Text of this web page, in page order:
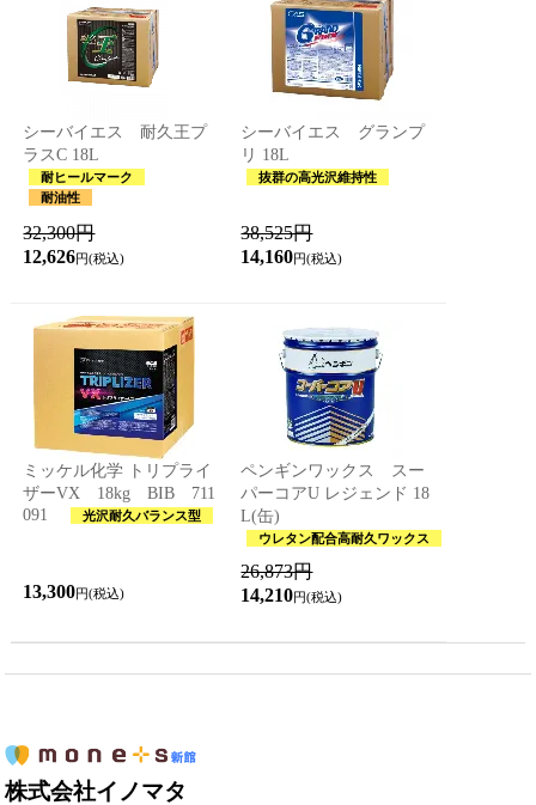
シーバイエス 耐久王プ
ラスC 18L
耐ヒールマーク
耐油性
32,300円
12,626円(税込)
シーバイエス グランプ
リ 18L
抜群の高光沢維持性
38,525円
14,160円(税込)
ミッケル化学 トリプライ
ザーVX 18kg BIB 711
091
光沢耐久バランス型
13,300円(税込)
ペンギンワックス スー
パーコアU レジェンド 18
L(缶)
ウレタン配合高耐久ワックス
26,873円
14,210円(税込)
株式会社イノマタ